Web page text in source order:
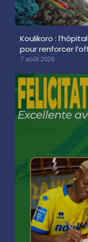
Koulikoro :
pour renforcer
7 août 2026